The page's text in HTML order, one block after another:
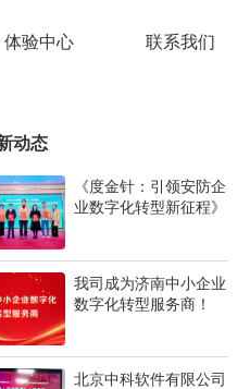
体验中心 联系我们
动态
《度金针：引领安防企
业数字化转型新征程》
我司成为济南中小企业
数字化转型服务商！
北京中科软件有限公司